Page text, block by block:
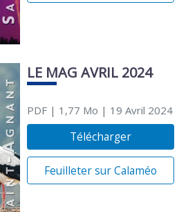
LE MAG AVRIL 2024
PDF| 1,77 Mo | 19 Avril 2024
Télécharger
Feuilleter sur Calaméo